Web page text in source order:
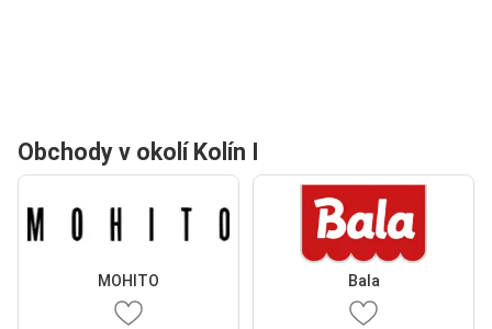
Obchody v okolí Kolín I
MOHITO Bala